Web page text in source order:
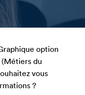
option
du
vous
?